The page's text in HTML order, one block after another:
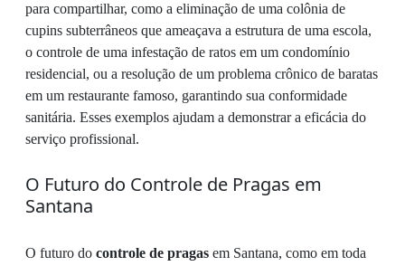
para compartilhar, como a eliminação de uma colônia de
cupins subterrâneos que ameaçava a estrutura de uma escola,
o controle de uma infestação de ratos em um condomínio
residencial, ou a resolução de um problema crônico de baratas
em um restaurante famoso, garantindo sua conformidade
sanitária. Esses exemplos ajudam a demonstrar a eficácia do
serviço profissional.
O Futuro do Controle de Pragas em
Santana
O futuro do controle de pragas em Santana, como em toda